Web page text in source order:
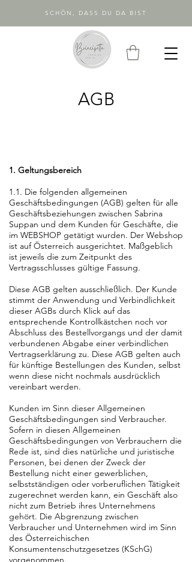
SCHÖN, DASS DU DA BIST
AGB
1. Geltungsbereich
1.1. Die folgenden allgemeinen
Geschäftsbedingungen (AGB) gelten für alle
Geschäftsbeziehungen zwischen Sabrina
Suppan und dem Kunden für Geschäfte, die
im WEBSHOP getätigt wurden. Der Webshop
ist auf Österreich ausgerichtet. Maßgeblich
ist jeweils die zum Zeitpunkt des
Vertragsschlusses gültige Fassung.
Diese AGB gelten ausschließlich. Der Kunde
stimmt der Anwendung und Verbindlichkeit
dieser AGBs durch Klick auf das
entsprechende Kontrollkästchen noch vor
Abschluss des Bestellvorgangs und der damit
verbundenen Abgabe einer verbindlichen
Vertragserklärung zu. Diese AGB gelten auch
für künftige Bestellungen des Kunden, selbst
wenn diese nicht nochmals ausdrücklich
vereinbart werden.
Kunden im Sinn dieser Allgemeinen
Geschäftsbedingungen sind Verbraucher.
Sofern in diesen Allgemeinen
Geschäftsbedingungen von Verbrauchern die
Rede ist, sind dies natürliche und juristische
Personen, bei denen der Zweck der
Bestellung nicht einer gewerblichen,
selbstständigen oder vorberuflichen Tätigkeit
zugerechnet werden kann, ein Geschäft also
nicht zum Betrieb ihres Unternehmens
gehört. Die Abgrenzung zwischen
Verbraucher und Unternehmen wird im Sinn
des Österreichischen
Konsumentenschutzgesetzes (KSchG)
vorgenommen.